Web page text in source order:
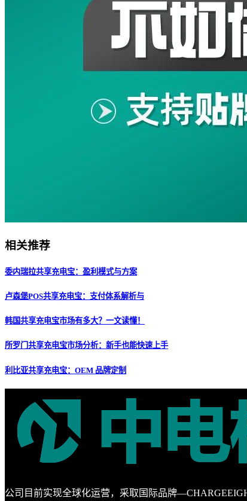
相关推荐
委内瑞拉共享充电宝：盈利模式与方案
卢森堡POS共享充电宝：支付体系解析与
韩国共享充电宝市场有多大？一文读懂！
所罗门共享充电宝市场分析：新手也能快速上手
利比亚共享充电宝：OEM 品牌定制
公司目前实现全球化运营，采取国际品牌